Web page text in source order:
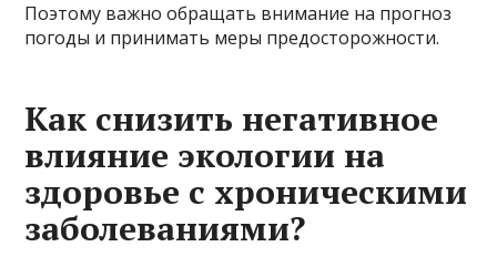
Поэтому важно обращать внимание на прогноз
погоды и принимать меры предосторожности.
Как снизить негативное
влияние экологии на
здоровье с хроническими
заболеваниями?